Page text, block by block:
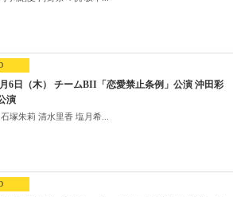
6日（木） チームBII「恋愛禁止条例」公演 沖田彩
演
塚朱莉 清水里香 塩月希...